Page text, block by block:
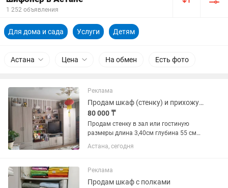
1 252 объявления
Для дома и сада Услуги Детям
Астана Цена На обмен Есть фото
Реклама
Продам шкаф (стенку) и прихожую
80 000 ₸
Продам стенку в зал или гостиную
размеры длина 3,40см глубина 55 см
(два шкафа по 85см и серединка 1,7см),
прихожая цельная 1,4 см глубина 40см,
состоянии. Самовывоз. Если...
Астана, сегодня
Реклама
Продам шкаф с полками